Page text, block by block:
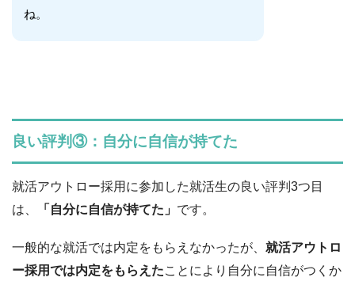
ね。
良い評判③：自分に自信が持てた
就活アウトロー採用に参加した就活生の良い評判3つ目
は、
「自分に自信が持てた」 です。
一般的な就活では内定をもらえなかったが、 就活アウトロ
ー採用では内定をもらえたことにより自分に自信がつくか